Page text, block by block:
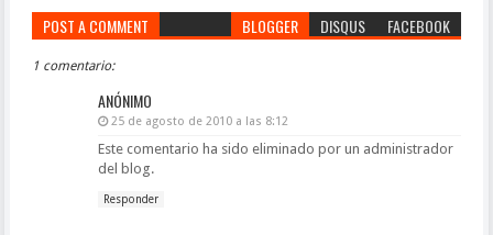
POST A COMMENT BLOGGER DISQUS FACEBOOK
1 comentario:
ANÓNIMO
25 de agosto de 2010 a las 8:12
Este comentario ha sido eliminado por un administrador
del blog.
Responder